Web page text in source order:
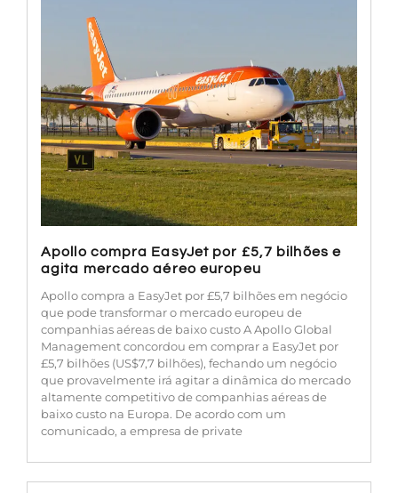
Apollo compra EasyJet por £5,7 bilhões e
agita mercado aéreo europeu
Apollo compra a EasyJet por £5,7 bilhões em negócio
que pode transformar o mercado europeu de
companhias aéreas de baixo custo A Apollo Global
Management concordou em comprar a EasyJet por
£5,7 bilhões (US$7,7 bilhões), fechando um negócio
que provavelmente irá agitar a dinâmica do mercado
altamente competitivo de companhias aéreas de
baixo custo na Europa. De acordo com um
comunicado, a empresa de private